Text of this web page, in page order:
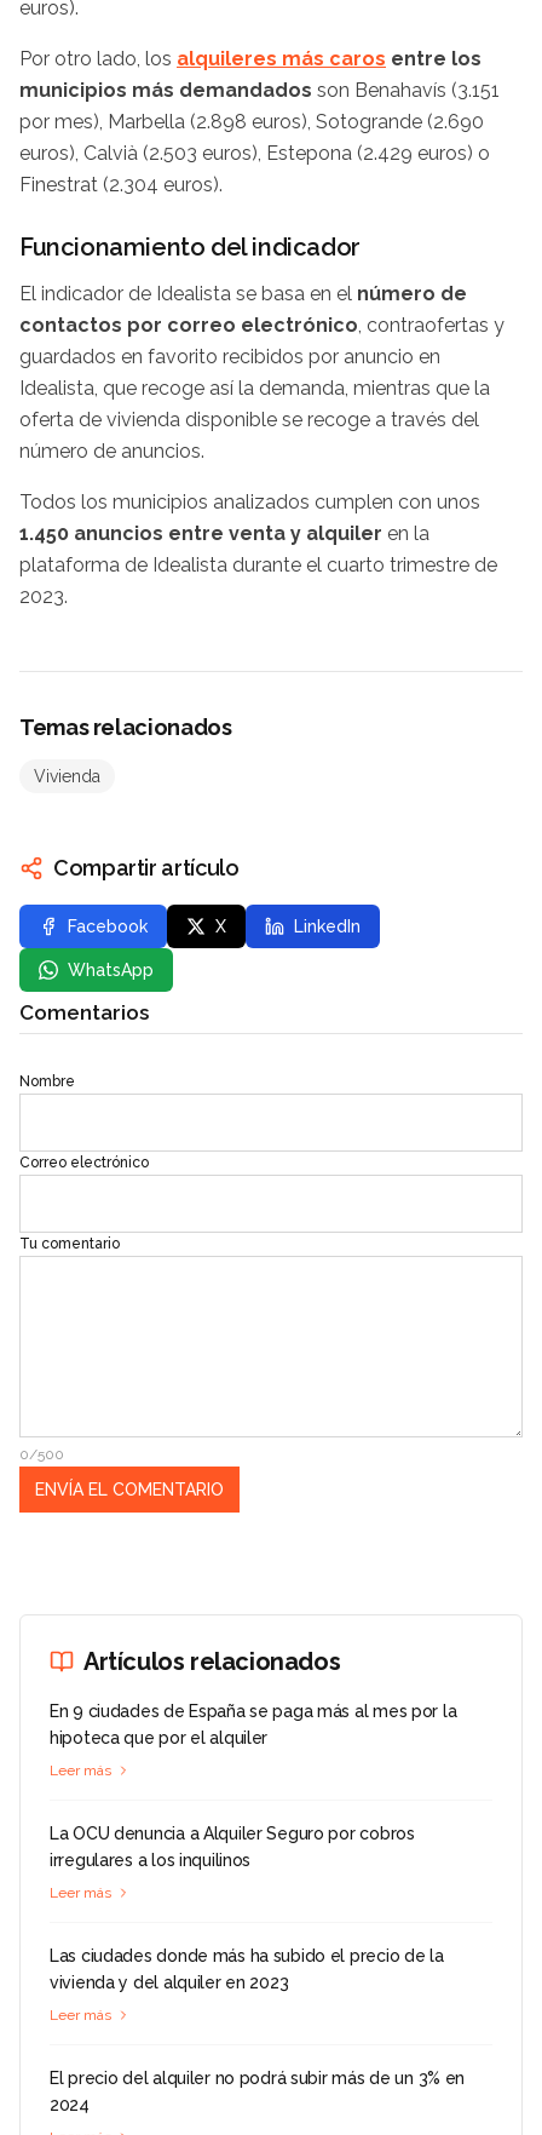
euros).
Por otro lado, los alquileres más caros entre los
municipios más demandados son Benahavís (3.151
por mes), Marbella (2.898 euros), Sotogrande (2.690
euros), Calvià (2.503 euros), Estepona (2.429 euros) o
Finestrat (2.304 euros).
Funcionamiento del indicador
El indicador de Idealista se basa en el número de
contactos por correo electrónico, contraofertas y
guardados en favorito recibidos por anuncio en
Idealista, que recoge así la demanda, mientras que la
oferta de vivienda disponible se recoge a través del
número de anuncios.
Todos los municipios analizados cumplen con unos
1.450 anuncios entre venta y alquiler en la
plataforma de Idealista durante el cuarto trimestre de
2023.
Temas relacionados
Vivienda
Compartir artículo
Facebook X LinkedIn
WhatsApp
Comentarios
Nombre
Correo electrónico
Tu comentario
0/500
Artículos relacionados
En 9 ciudades de España se paga más al mes por la
hipoteca que por el alquiler
Leer más
La OCU denuncia a Alquiler Seguro por cobros
irregulares a los inquilinos
Leer más
Las ciudades donde más ha subido el precio de la
vivienda y del alquiler en 2023
Leer más
El precio del alquiler no podrá subir más de un 3% en
2024